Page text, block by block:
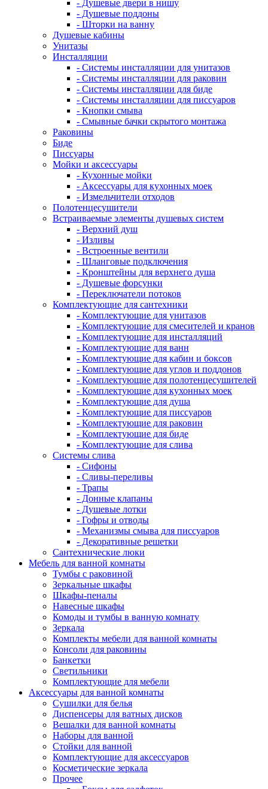
- Душевые двери в нишу
- Душевые поддоны
- Шторки на ванну
Душевые кабины
Унитазы
Инсталляции
- Системы инсталляции для унитазов
- Системы инсталляции для раковин
- Системы инсталляции для биде
- Системы инсталляции для писсуаров
- Кнопки смыва
- Смывные бачки скрытого монтажа
Раковины
Биде
Писсуары
Мойки и аксессуары
- Кухонные мойки
- Аксессуары для кухонных моек
- Измельчители отходов
Полотенцесушители
Встраиваемые элементы душевых систем
- Верхний душ
- Изливы
- Встроенные вентили
- Шланговые подключения
- Кронштейны для верхнего душа
- Душевые форсунки
- Переключатели потоков
Комплектующие для сантехники
- Комплектующие для унитазов
- Комплектующие для смесителей и кранов
- Комплектующие для инсталляций
- Комплектующие для ванн
- Комплектующие для кабин и боксов
- Комплектующие для углов и поддонов
- Комплектующие для полотенцесушителей
- Комплектующие для кухонных моек
- Комплектующие для душа
- Комплектующие для писсуаров
- Комплектующие для раковин
- Комплектующие для биде
- Комплектующие для слива
Системы слива
- Сифоны
- Сливы-переливы
- Трапы
- Донные клапаны
- Душевые лотки
- Гофры и отводы
- Механизмы смыва для писсуаров
- Декоративные решетки
Сантехнические люки
Мебель для ванной комнаты
Тумбы с раковиной
Зеркальные шкафы
Шкафы-пеналы
Навесные шкафы
Комоды и тумбы в ванную комнату
Зеркала
Комплекты мебели для ванной комнаты
Консоли для раковины
Банкетки
Светильники
Комплектующие для мебели
Аксессуары для ванной комнаты
Сушилки для белья
Диспенсеры для ватных дисков
Вешалки для ванной комнаты
Наборы для ванной
Стойки для ванной
Комплектующие для аксессуаров
Косметические зеркала
Прочее